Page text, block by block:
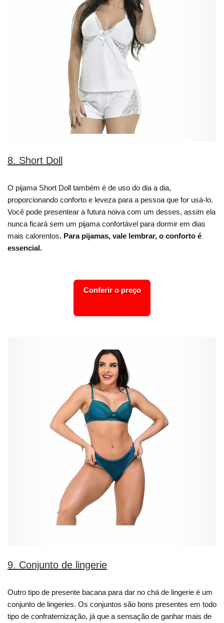
8. Short Doll
O pijama Short Doll também é de uso do dia a dia,
proporcionando conforto e leveza para a pessoa que for usá-lo.
Você pode presentear a futura noiva com um desses, assim ela
nunca ficará sem um pijama confortável para dormir em dias
mais calorentos. Para pijamas, vale lembrar, o conforto é
essencial.
Conferir o preço
9. Conjunto de lingerie
Outro tipo de presente bacana para dar no chá de lingerie é um
conjunto de lingeries. Os conjuntos são bons presentes em todo
tipo de confraternização, já que a sensação de ganhar mais de